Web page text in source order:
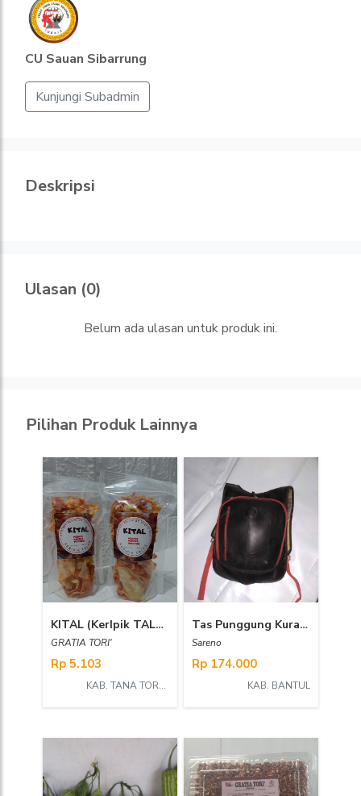
CU Sauan Sibarrung
Kunjungi Subadmin
Deskripsi
Ulasan (0)
Belum ada ulasan untuk produk ini.
Pilihan Produk Lainnya
KITAL (KerIpik TALas) KEMASAN KECIL
GRATIA TORI'
Rp 5.103
KAB. TANA TORAJA
Tas Punggung Kura - kura
Sareno
Rp 174.000
KAB. BANTUL